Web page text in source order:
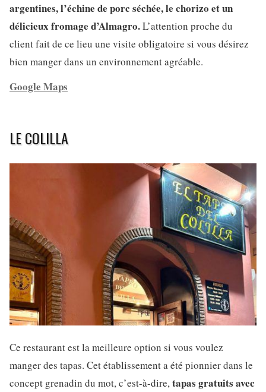
argentines, l’échine de porc séchée, le chorizo et un
délicieux fromage d’Almagro.L’attention proche du
client fait de ce lieu une visite obligatoire si vous désirez
bien manger dans un environnement agréable.
Google Maps
LE COLILLA
Ce restaurant est la meilleure option si vous voulez
manger des tapas. Cet établissement a été pionnier dans le
concept grenadin du mot, c’est-à-dire,tapas gratuits avec